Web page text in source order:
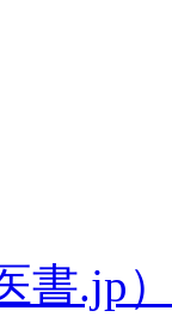
書.jp